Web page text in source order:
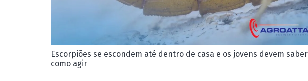
Escorpiões se escondem até dentro de casa e os jovens devem saber
como agir